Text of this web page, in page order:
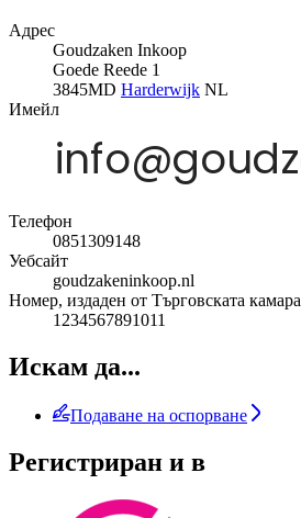
Адрес
Goudzaken Inkoop
Goede Reede 1
3845MD Harderwijk NL
Имейл
Телефон
0851309148
Уебсайт
goudzakeninkoop.nl
Номер, издаден от Търговската камара
1234567891011
Искам да...
Подаване на оспорване
Регистриран и в